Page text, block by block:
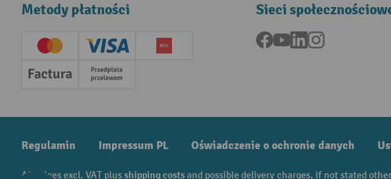
Metody płatności
Creditcard (Master)Creditcard (Visa)
P24
Factura Przedpłata
Sieci
Facebook
YouTubeLinkedInInstagram
Regulamin Impressum PL Oświadczenie o ochronie danych
All prices excl. VAT plusshipping costsand possible delivery charges, if not stated